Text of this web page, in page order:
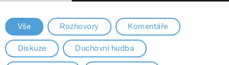
Vše Rozhovory Komentáře
Diskuze Duchovní hudba